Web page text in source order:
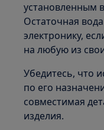
установленным
Остаточная
электронику,
на любую из
Убедитесь, что
по его
совместимая
изделия.